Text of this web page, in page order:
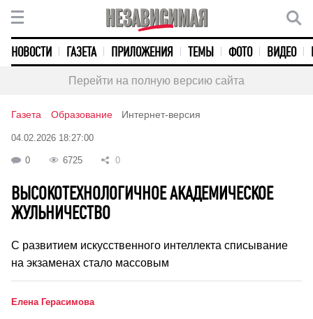
НОВОСТИ ГАЗЕТА ПРИЛОЖЕНИЯ ТЕМЫ ФОТО ВИДЕО
Перейти на полную версию сайта
Газета Образование Интернет-версия
04.02.2026 18:27:00
0 6725 0
ВЫСОКОТЕХНОЛОГИЧНОЕ АКАДЕМИЧЕСКОЕ
ЖУЛЬНИЧЕСТВО
С развитием искусственного интеллекта списывание
на экзаменах стало массовым
Елена Герасимова